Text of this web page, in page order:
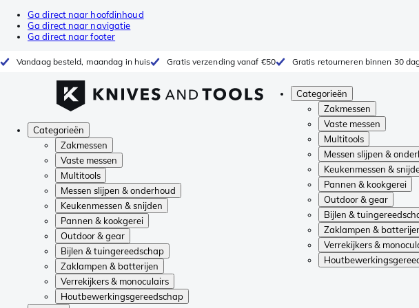
Ga direct naar hoofdinhoud
Ga direct naar navigatie
Ga direct naar footer
Vandaag besteld, maandag in huis Gratis verzending vanaf €50 Gratis retourneren binnen 30
Categorieën
Zakmessen
Vaste messen
Multitools
Messen slijpen &
Keukenmessen &
Pannen & kookgerei
Outdoor & gear
Bijlen &
Zaklampen &
Verrekijkers &
Categorieën
Zakmessen
Vaste messen
Multitools
Messen slijpen & onderhoud
Keukenmessen & snijden
Pannen & kookgerei
Outdoor & gear
Bijlen & tuingereedschap
Zaklampen & batterijen
Verrekijkers & monoculairs
Houtbewerkingsgereedschap